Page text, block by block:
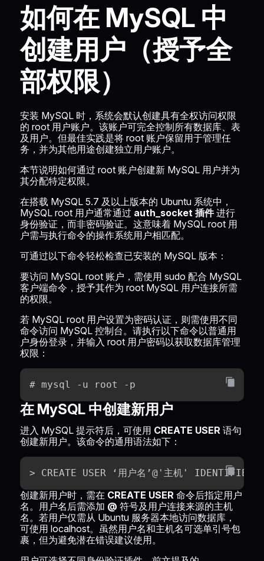
如何在 MySQL 中
创建用户（授予全
部权限）
安装 MySQL 时，系统会默认创建具有全权访问权限
的 root 用户账户。该账户可完全控制所有数据库、表
及用户。但最佳实践是将 root 账户保留用于管理任
务，并为其他用途创建独立用户账户。
本节说明如何通过 root 账户创建新 MySQL 用户并为
其分配特定权限。
在搭载 MySQL 5.7 及以上版本的 Ubuntu 系统中，
MySQL root 用户通常通过 auth_socket 插件进行
身份验证，而非密码验证。这意味着 MySQL root 用
户需与执行命令的操作系统用户相匹配。
可通过以下命令轻松检查已安装的 MySQL 版本：
要访问 MySQL root 账户，需使用 sudo 配合 MySQL
客户端命令，授予其作为 root MySQL 用户连接所需
的权限。
若 MySQL root 用户设置为密码认证，则需使用不同
命令访问 MySQL 控制台。请执行以下命令以普通用
户身份登录，并输入 root 用户密码以获取数据库管理
权限：
# mysql -u root -p
在 MySQL 中创建新用户
进入 MySQL 提示符后，可使用 CREATE USER 语句
创建新用户。该命令的通用语法如下：
> CREATE USER ‘用户名’@'主机' IDENTIFIED
创建新用户时，需在 CREATE USER 命令后指定用户
名。用户名后需添加 @ 符号及用户连接来源的主机
名。若用户仅需从 Ubuntu 服务器本地访问数据库，
可使用 localhost。虽然用户名和主机名可选单引号包
裹，但为避免潜在错误建议使用。